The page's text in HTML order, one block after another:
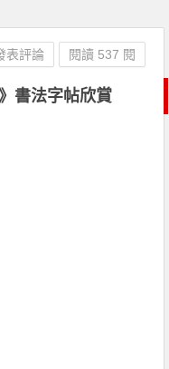
書法字帖欣賞
表評論 閱讀 537 閱